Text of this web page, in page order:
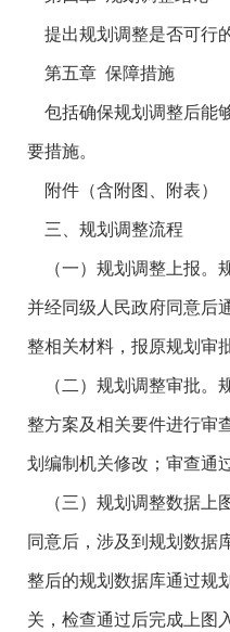
提出规划调整是否可行的
第五章 保障措施
包括确保规划调整后能
要措施。
附件（含附图、附表）
三、规划调整流程
（一）规划调整上报。
并经同级人民政府同意后
整相关材料，报原规划审
（二）规划调整审批。
整方案及相关要件进行审
划编制机关修改；审查通
（三）规划调整数据上
同意后，涉及到规划数据
整后的规划数据库通过规
关，检查通过后完成上图